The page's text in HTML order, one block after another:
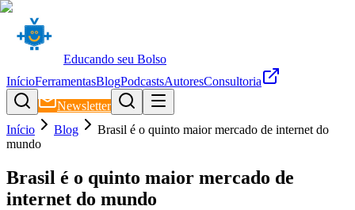
Educando seu Bolso
InícioFerramentasBlogPodcastsAutoresConsultoria
Newsletter
Início
Blog
Brasil é o quinto maior mercado de internet do
mundo
Brasil é o quinto maior mercado de
internet do mundo